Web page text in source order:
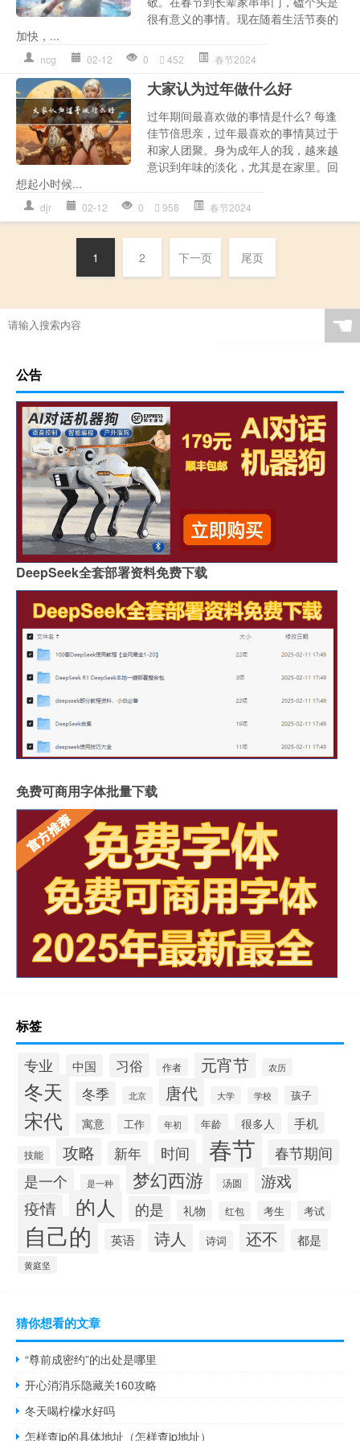
很有意义的事情。现在随着生活节奏的
加快，...
ncg 02-12 0 452 春节2024
大家认为过年做什么好
过年期间最喜欢做的事情是什么? 每逢
佳节倍思亲，过年最喜欢的事情莫过于
和家人团聚。身为成年人的我，越来越
意识到年味的淡化，尤其是在家里。回
想起小时候...
djr 02-12 0 958 春节2024
1 2 下一页 尾页
☚
公告
DeepSeek全套部署资料免费下载
免费可商用字体批量下载
标签
专业 中国 习俗 作者 元宵节 农历
冬天 冬季 北京 唐代 大学 学校 孩子
宋代 寓意 工作 年初 年龄 很多人 手机
技能 攻略 新年 时间 春节 春节期间
是一个 是一种 梦幻西游 汤圆 游戏
疫情 的人 的是 礼物 红包 考生 考试
自己的 英语 诗人 诗词 还不 都是
黄庭坚
猜你想看的文章
“尊前成密约”的出处是哪里
开心消消乐隐藏关160攻略
冬天喝柠檬水好吗
怎样查ip的具体地址（怎样查ip地址）